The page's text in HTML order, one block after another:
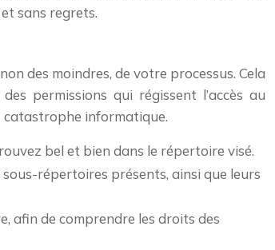
sans regrets.
des moindres, de votre processus. Cela
permissions qui régissent l’accès au
catastrophe informatique.
bel et bien dans le répertoire visé.
répertoires présents, ainsi que leurs
afin de comprendre les droits des